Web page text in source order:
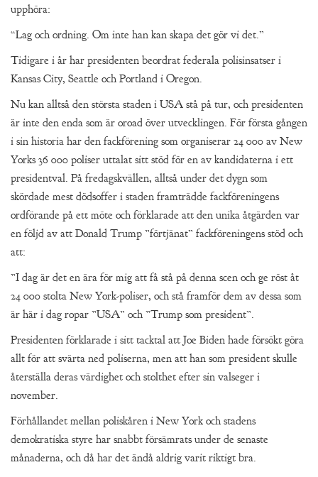
upphöra:
“Lag och ordning. Om inte han kan skapa det gör vi det.”
Tidigare i år har presidenten beordrat federala polisinsatser i
Kansas City, Seattle och Portland i Oregon.
Nu kan alltså den största staden i USA stå på tur, och presidenten
är inte den enda som är oroad över utvecklingen. För första gången
i sin historia har den fackförening som organiserar 24 000 av New
Yorks 36 000 poliser uttalat sitt stöd för en av kandidaterna i ett
presidentval. På fredagskvällen, alltså under det dygn som
skördade mest dödsoffer i staden framträdde fackföreningens
ordförande på ett möte och förklarade att den unika åtgärden var
en följd av att Donald Trump ”förtjänat” fackföreningens stöd och
att:
”I dag är det en ära för mig att få stå på denna scen och ge röst åt
24 000 stolta New York-poliser, och stå framför dem av dessa som
är här i dag ropar ”USA” och ”Trump som president”.
Presidenten förklarade i sitt tacktal att Joe Biden hade försökt göra
allt för att svärta ned poliserna, men att han som president skulle
återställa deras värdighet och stolthet efter sin valseger i
november.
Förhållandet mellan poliskåren i New York och stadens
demokratiska styre har snabbt försämrats under de senaste
månaderna, och då har det ändå aldrig varit riktigt bra.